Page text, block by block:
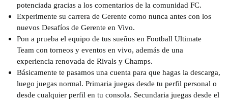
potenciada gracias a los comentarios de la comunidad FC.
Experimente su carrera de Gerente como nunca antes con los
nuevos Desafíos de Gerente en Vivo.
Pon a prueba el equipo de tus sueños en Football Ultimate
Team con torneos y eventos en vivo, además de una
experiencia renovada de Rivals y Champs.
Básicamente te pasamos una cuenta para que hagas la descarga,
luego juegas normal. Primaria juegas desde tu perfil personal o
desde cualquier perfil en tu consola. Secundaria juegas desde el